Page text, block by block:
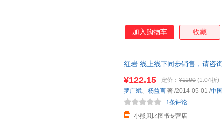
加入购物车 收藏
红岩 线上线下同步销售，请咨
¥122.15 定价： ¥1180 (1.04折)
小熊贝比图书专营店
1条评论
罗广斌、 杨益言 著 /2014-05-01 /中